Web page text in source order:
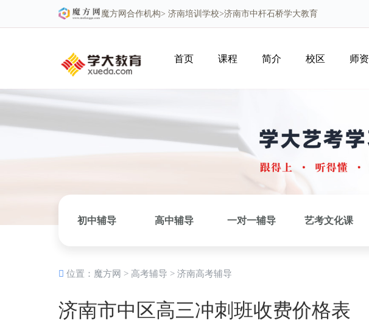
魔方网 合作机构> 济南培训学校>济南市中杆石桥学大教育
首页 课程 简介 校区 师资
初中辅导 高中辅导 一对一辅导 艺考文化课
位置： 魔方网 > 高考辅导 > 济南高考辅导
济南市中区高三冲刺班收费价格表